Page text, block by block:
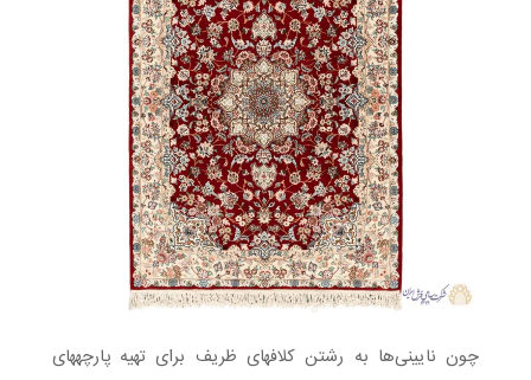
چون نایینی­‌ها به رشتن کلاف­های ظریف برای تهیه پارچه­های